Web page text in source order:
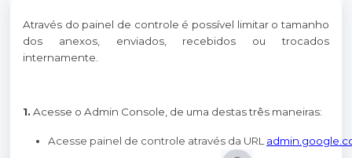
Através do painel de controle é possível limitar o tamanho
dos anexos, enviados, recebidos ou trocados
internamente.
1. Acesse o Admin Console, de uma destas três maneiras:
Acesse painel de controle através da URL